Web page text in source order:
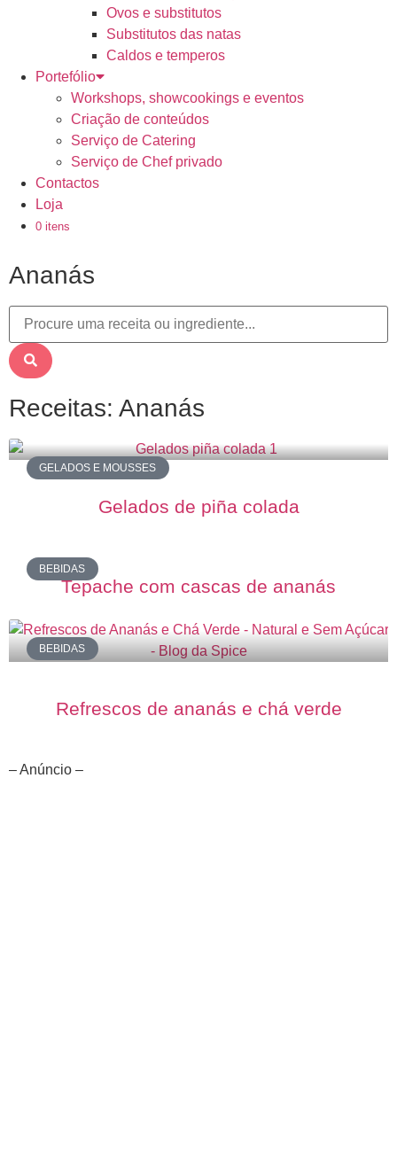
Ovos e substitutos
Substitutos das natas
Caldos e temperos
Portefólio
Workshops, showcookings e eventos
Criação de conteúdos
Serviço de Catering
Serviço de Chef privado
Contactos
Loja
0 itens
Ananás
Receitas: Ananás
GELADOS E MOUSSES
Gelados de piña colada
BEBIDAS
Tepache com cascas de ananás
BEBIDAS
Refrescos de ananás e chá verde
– Anúncio –